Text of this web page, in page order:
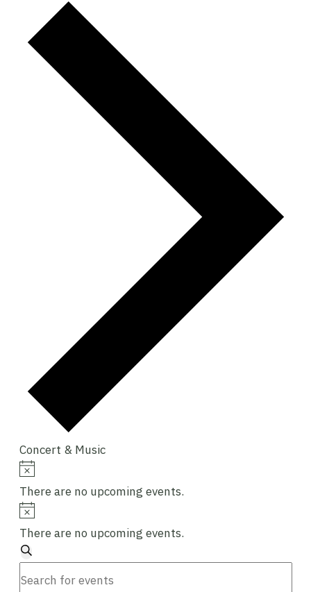
Concert & Music
Events
Notice
There are no upcoming events.
Notice
There are no upcoming events.
Events
Search
Search